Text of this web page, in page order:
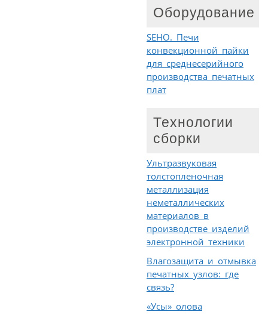
Оборудование
SEHO. Печи
конвекционной пайки
для среднесерийного
производства печатных
плат
Технологии
сборки
Ультразвуковая
толстопленочная
металлизация
неметаллических
материалов в
производстве изделий
электронной техники
Влагозащита и отмывка
печатных узлов: где
связь?
«Усы» олова